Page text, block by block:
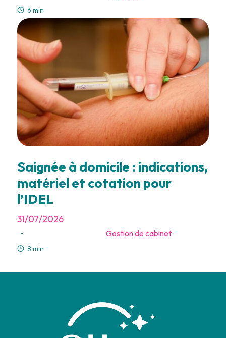
6 min
Saignée à domicile : indications,
matériel et cotation pour
l’IDEL
31/07/2026
- Gestion de cabinet
8 min